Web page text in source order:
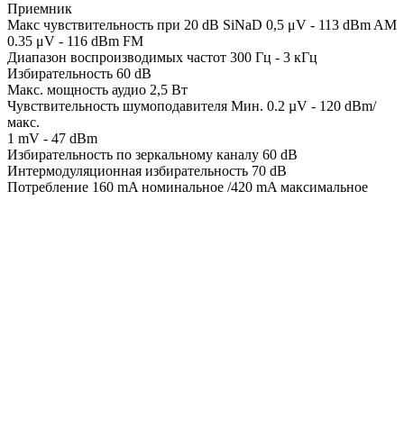
Приемник
Макс чувствительность при 20 dB SiNaD 0,5 μV - 113 dBm AM
0.35 μV - 116 dBm FM
Диапазон воспроизводимых частот 300 Гц - 3 кГц
Избирательность 60 dB
Макс. мощность аудио 2,5 Вт
Чувствительность шумоподавителя Мин. 0.2 µV - 120 dBm/
макс.
1 mV - 47 dBm
Избирательность по зеркальному каналу 60 dB
Интермодуляционная избирательность 70 dB
Потребление 160 mA номинальное /420 mA максимальное